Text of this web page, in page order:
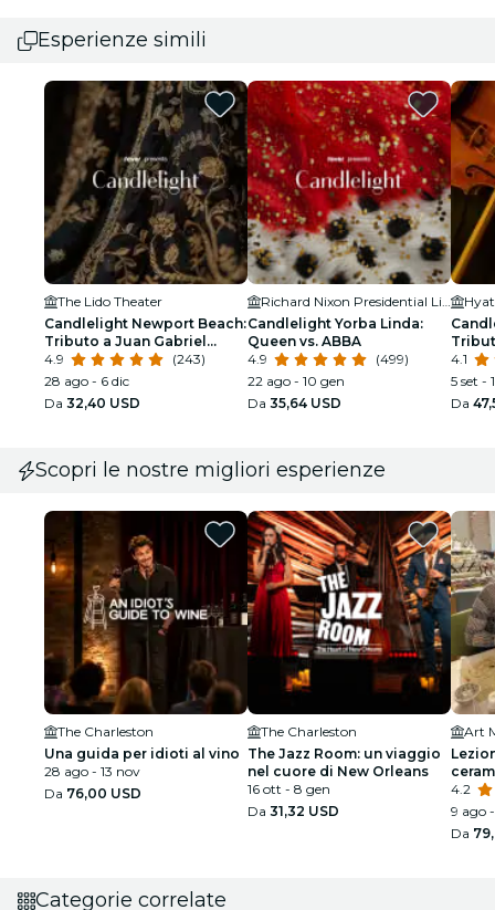
Esperienze simili
The Lido Theater
Candlelight Newport Beach:
Tributo a Juan Gabriel
suonate con gli archi
4.9
(243)
28 ago - 6 dic
Da 32,40 USD
Richard Nixon Presidential Library & Museum
Candlelight Yorba Linda:
Queen vs. ABBA
4.9
(499)
22 ago - 10 gen
Da 35,64 USD
4.1
5 set -
Da
Scopri le nostre migliori esperienze
The Charleston
Una guida per idioti al vino
28 ago - 13 nov
Da 76,00 USD
The Charleston
The Jazz Room: un viaggio
nel cuore di New Orleans
16 ott - 8 gen
Da 31,32 USD
4.2
9 ago
Da
Categorie correlate